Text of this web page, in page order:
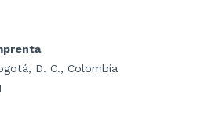
D. C., Colombia